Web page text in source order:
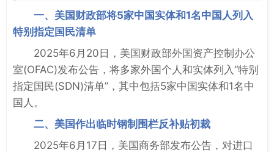
一、美国财政部将5家中国实体和1名中国人列入
特别指定国民清单
2025年6月20日，美国财政部外国资产控制办公
室(OFAC)发布公告，将多家外国个人和实体列入“特别
指定国民(SDN)清单”，其中包括5家中国实体和1名中
国人。
二、美国作出临时钢制围栏反补贴初裁
2025年6月17日，美国商务部发布公告，对进口